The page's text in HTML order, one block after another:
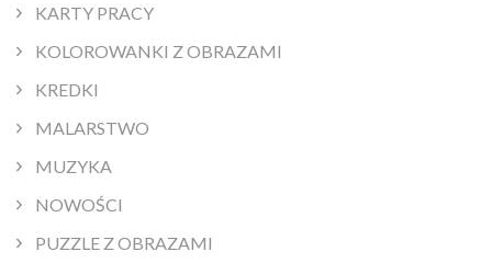
KARTY PRACY
KOLOROWANKI Z OBRAZAMI
KREDKI
MALARSTWO
MUZYKA
NOWOŚCI
PUZZLE Z OBRAZAMI